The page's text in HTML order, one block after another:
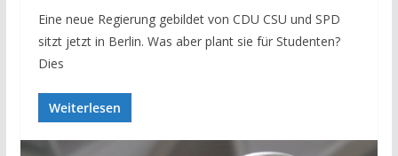
Eine neue Regierung gebildet von CDU CSU und SPD
sitzt jetzt in Berlin. Was aber plant sie für Studenten?
Dies
Weiterlesen